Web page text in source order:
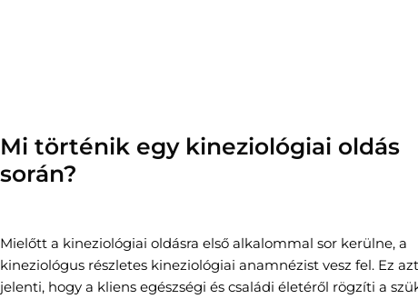
Mi történik egy kineziológiai oldás
során?
Mielőtt a kineziológiai oldásra első alkalommal sor kerülne, a
kineziológus részletes kineziológiai anamnézist vesz fel. Ez azt
jelenti, hogy a kliens egészségi és családi életéről rögzíti a